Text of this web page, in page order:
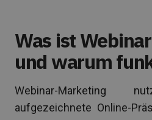
Was ist
und warum
Webinar-Marketing
aufgezeichnete Online-